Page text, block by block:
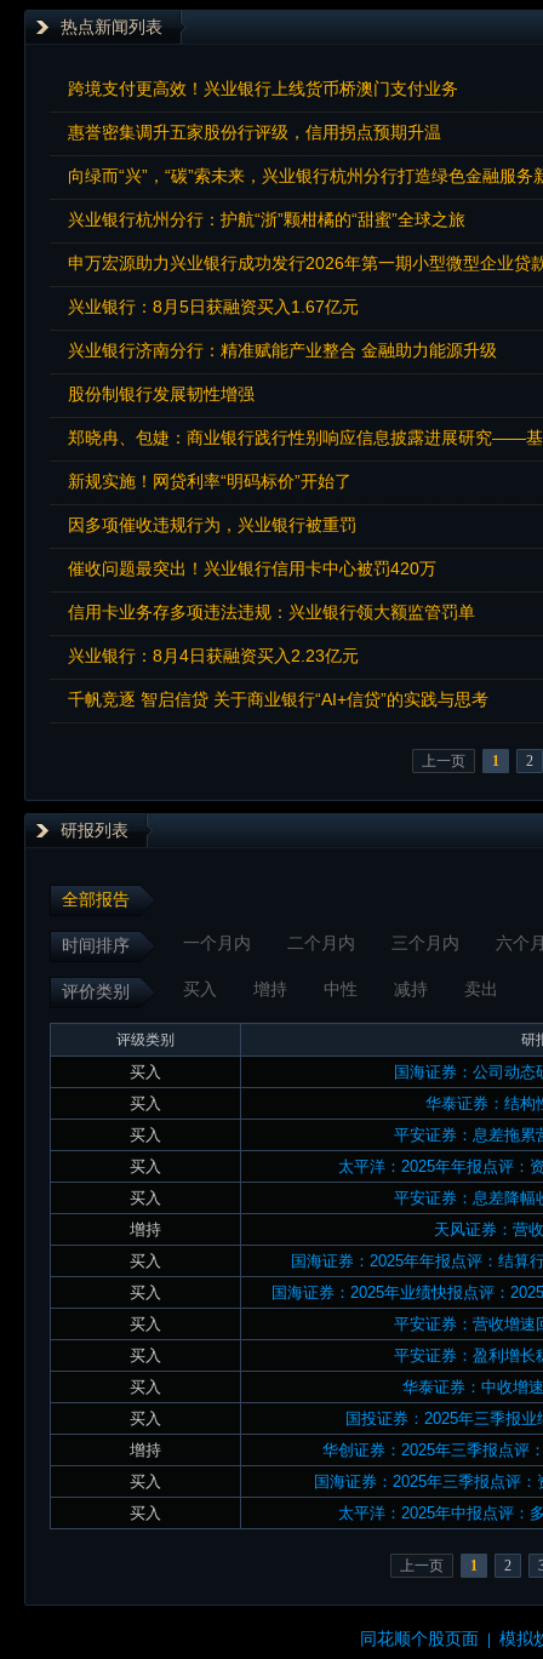
热点新闻列表
跨境支付更高效！兴业银行上线货币桥澳门支付业务
惠誉密集调升五家股份行评级，信用拐点预期升温
向绿而“兴”，“碳”索未来，兴业银行杭州分行打造绿色金融服务
兴业银行杭州分行：护航“浙”颗柑橘的“甜蜜”全球之旅
申万宏源助力兴业银行成功发行2026年第一期小型微型企业贷
兴业银行：8月5日获融资买入1.67亿元
兴业银行济南分行：精准赋能产业整合 金融助力能源升级
股份制银行发展韧性增强
郑晓冉、包婕：商业银行践行性别响应信息披露进展研究——
新规实施！网贷利率“明码标价”开始了
因多项催收违规行为，兴业银行被重罚
催收问题最突出！兴业银行信用卡中心被罚420万
信用卡业务存多项违法违规：兴业银行领大额监管罚单
兴业银行：8月4日获融资买入2.23亿元
千帆竞逐 智启信贷 关于商业银行“AI+信贷”的实践与思考
上一页 1 2
研报列表
全部报告
时间排序 一个月内 二个月内 三个月内 六个
评价类别 买入 增持 中性 减持 卖出
评级类别 研
买入
国海证券：公司动态
买入
华泰证券：结构
买入
平安证券：息差拖累
买入
太平洋：2025年年报点评：
买入
平安证券：息差降幅
增持
天风证券：营
买入
国海证券：2025年年报点评：结算
买入
国海证券：2025年业绩快报点评：
买入
平安证券：营收增速
买入
平安证券：盈利增长
买入
华泰证券：中收增
买入
国投证券：2025年三季报
增持
华创证券：2025年三季报点评
买入
国海证券：2025年三季报点评
买入
太平洋：2025年中报点评：
上一页 1 2
同花顺个股页面 | 模拟